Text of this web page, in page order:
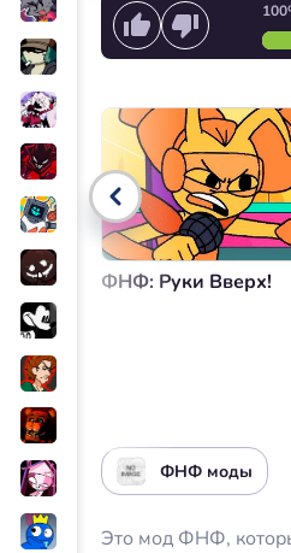
Начать петь
Управление
ФНФ: Руки Вверх!
ФНФ моды
Это мод ФНФ,